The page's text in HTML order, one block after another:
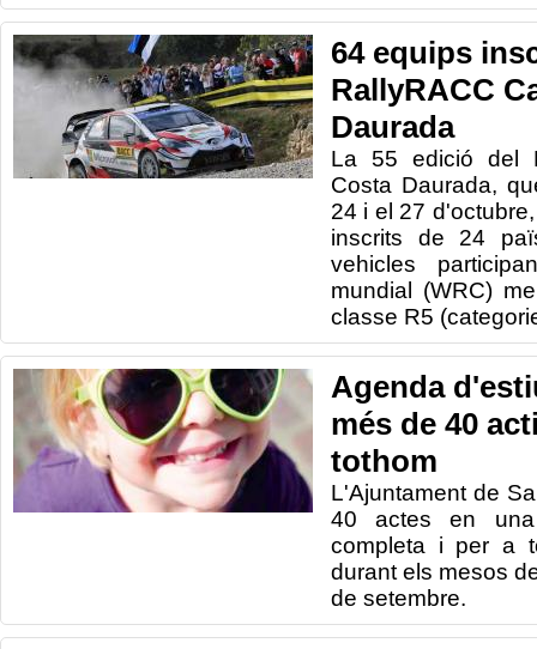
64 equips
RallyRACC
Daurada
La 55 edició del
Costa Daurada,
24 i el 27
inscrits de 24
vehicles
mundial (WRC)
classe R5
Agenda
més de 40
tothom
L'Ajuntament de
40 actes en
completa i per a
durant els mesos
de setembre.